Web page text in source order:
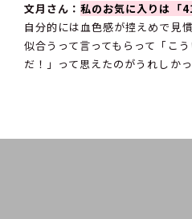
文月さん：私のお気に入りは「
自分的には血色感が控えめで見
似合うって言ってもらって「こ
だ！」って思えたのがうれしか